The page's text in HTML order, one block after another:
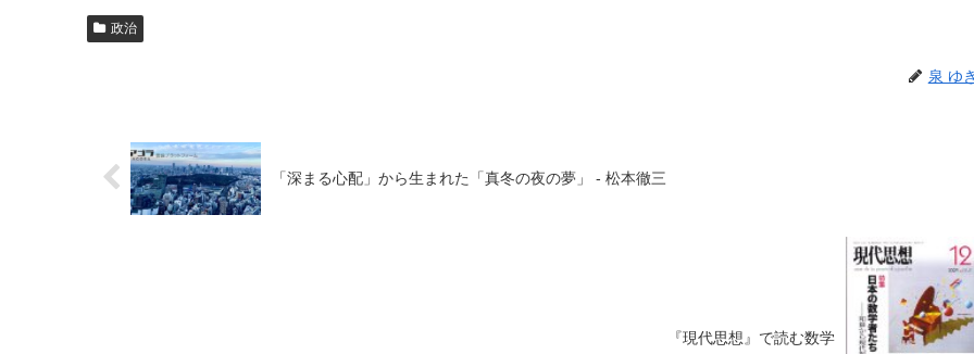
政治
泉 ゆ
「深まる心配」から生まれた「真冬の夜の夢」 - 松本徹三
『現代思想』で読む数学